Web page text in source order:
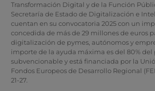
Transformación Digital y de la Función
Secretaría de Estado de Digitalización e
cuentan en su convocatoria 2025 con un
concedida de más de 29 millones de euros
digitalización de pymes, autónomos y
importe de la ayuda máxima es del 80% del
subvencionable y está financiada por la
Fondos Europeos de Desarrollo Regional
21-27.